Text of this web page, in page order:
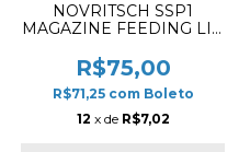
NOVRITSCH SSP1
MAGAZINE FEEDING LIP
R$75,00
R$71,25 com Boleto
12 x de R$7,02